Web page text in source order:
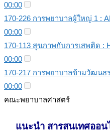
00:00
170-226 การพยาบาลผู้ใหญ่ 1 :
00:00
170-113 สุขภาพกับการเสพติด :
00:00
170-217 การพยาบาลข้ามวัฒนธ
00:00
คณะพยาบาลศาสตร์
แนะนำ สารสนเทศออน